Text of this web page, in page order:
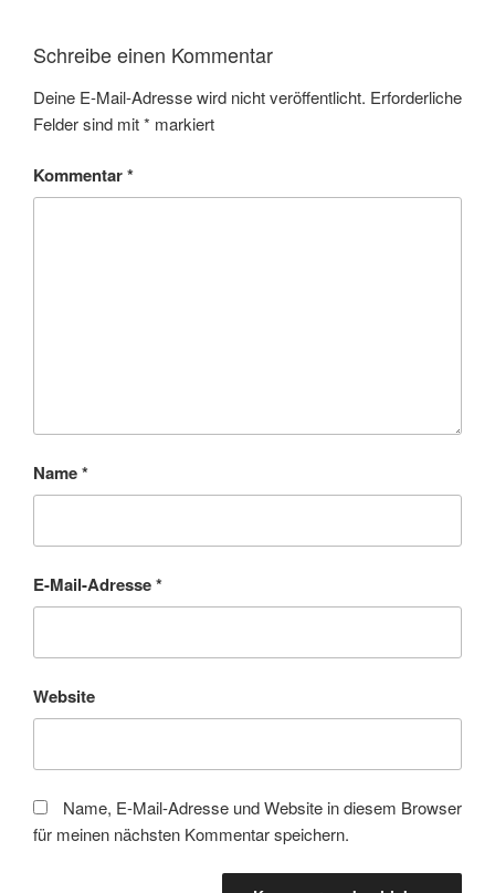
Schreibe einen Kommentar
Deine E-Mail-Adresse wird nicht veröffentlicht. Erforderliche
Felder sind mit* markiert
Kommentar*
Name*
E-Mail-Adresse*
Website
Name, E-Mail-Adresse und Website in diesem Browser
für meinen nächsten Kommentar speichern.